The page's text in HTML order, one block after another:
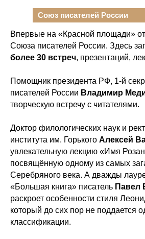
Союз писателей России
Впервые на «Красной площади»
Союза писателей России. Здесь
более 30 встреч, презентаций,
Помощник президента РФ, 1-й
писателей России Владимир
творческую встречу с читателями.
Доктор филологических наук и
института им. Горького Алексей
увлекательную лекцию «Имя
посвящённую одному из самых
Серебряного века. А дважды
«Большая книга» писатель Павел
раскроет особенности стиля
который до сих пор не поддается
классификации.